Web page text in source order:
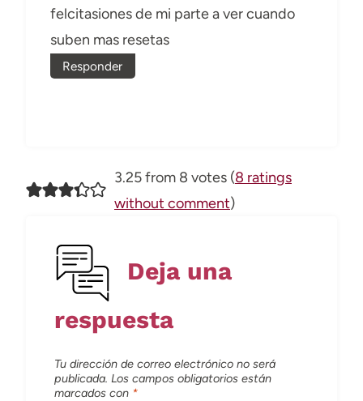
felcitasiones de mi parte a ver cuando
suben mas resetas
Responder
3.25 from 8 votes (8 ratings
without comment)
Deja una
respuesta
Tu dirección de correo electrónico no será
publicada. Los campos obligatorios están
marcados con *